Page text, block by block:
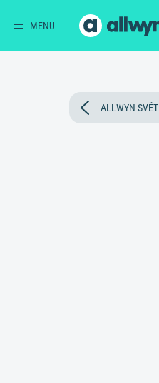
MENU
ALLWYN SVĚT